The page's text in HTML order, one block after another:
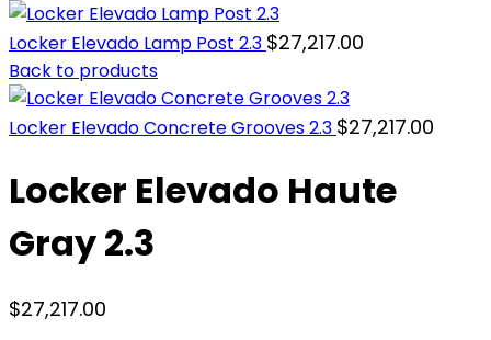
Locker Elevado Lamp Post 2.3 $27,217.00
Back to products
Locker Elevado Concrete Grooves 2.3 $27,217.00
Locker Elevado Haute
Gray 2.3
$27,217.00